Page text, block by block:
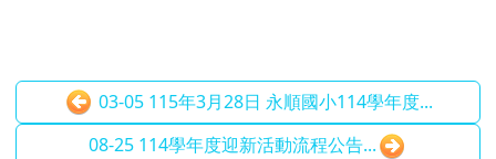
03-05 115年3月28日 永順國小114學年度...
08-25 114學年度迎新活動流程公告...